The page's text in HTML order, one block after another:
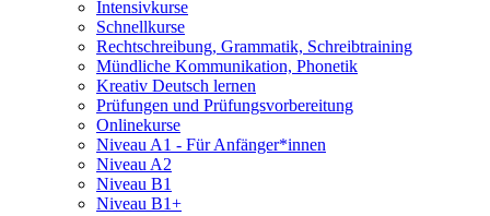
Intensivkurse
Schnellkurse
Rechtschreibung, Grammatik, Schreibtraining
Mündliche Kommunikation, Phonetik
Kreativ Deutsch lernen
Prüfungen und Prüfungsvorbereitung
Onlinekurse
Niveau A1 - Für Anfänger*innen
Niveau A2
Niveau B1
Niveau B1+